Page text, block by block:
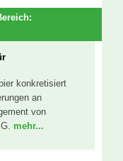
konkretisiert
an
von
mehr...